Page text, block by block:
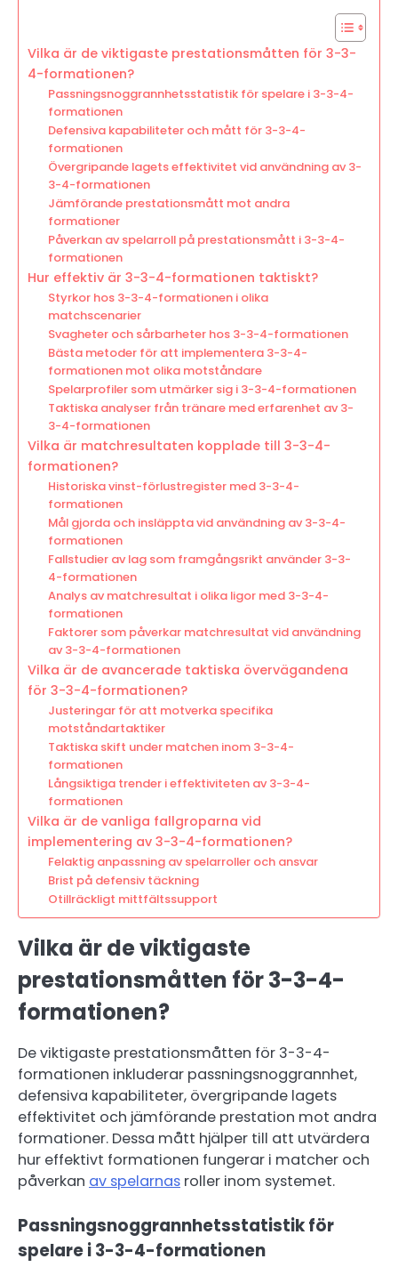
Vilka är de viktigaste prestationsmåtten för 3-3-
4-formationen?
Passningsnoggrannhetsstatistik för spelare i 3-3-4-
formationen
Defensiva kapabiliteter och mått för 3-3-4-
formationen
Övergripande lagets effektivitet vid användning av 3-
3-4-formationen
Jämförande prestationsmått mot andra
formationer
Påverkan av spelarroll på prestationsmått i 3-3-4-
formationen
Hur effektiv är 3-3-4-formationen taktiskt?
Styrkor hos 3-3-4-formationen i olika
matchscenarier
Svagheter och sårbarheter hos 3-3-4-formationen
Bästa metoder för att implementera 3-3-4-
formationen mot olika motståndare
Spelarprofiler som utmärker sig i 3-3-4-formationen
Taktiska analyser från tränare med erfarenhet av 3-
3-4-formationen
Vilka är matchresultaten kopplade till 3-3-4-
formationen?
Historiska vinst-förlustregister med 3-3-4-
formationen
Mål gjorda och insläppta vid användning av 3-3-4-
formationen
Fallstudier av lag som framgångsrikt använder 3-3-
4-formationen
Analys av matchresultat i olika ligor med 3-3-4-
formationen
Faktorer som påverkar matchresultat vid användning
av 3-3-4-formationen
Vilka är de avancerade taktiska övervägandena
för 3-3-4-formationen?
Justeringar för att motverka specifika
motståndartaktiker
Taktiska skift under matchen inom 3-3-4-
formationen
Långsiktiga trender i effektiviteten av 3-3-4-
formationen
Vilka är de vanliga fallgroparna vid
implementering av 3-3-4-formationen?
Felaktig anpassning av spelarroller och ansvar
Brist på defensiv täckning
Otillräckligt mittfältssupport
Vilka är de viktigaste
prestationsmåtten för 3-3-4-
formationen?
De viktigaste prestationsmåtten för 3-3-4-
formationen inkluderar passningsnoggrannhet,
defensiva kapabiliteter, övergripande lagets
effektivitet och jämförande prestation mot andra
formationer. Dessa mått hjälper till att utvärdera
hur effektivt formationen fungerar i matcher och
påverkan av spelarnas roller inom systemet.
Passningsnoggrannhetsstatistik för
spelare i 3-3-4-formationen